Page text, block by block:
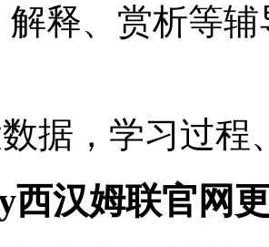
解释、赏析等
据，学习过程
西汉姆联官网